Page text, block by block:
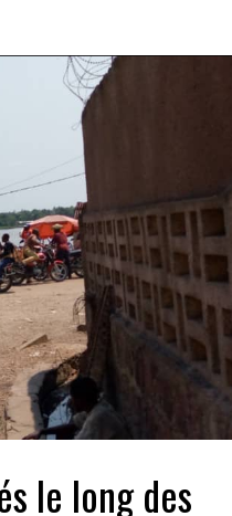
le long des